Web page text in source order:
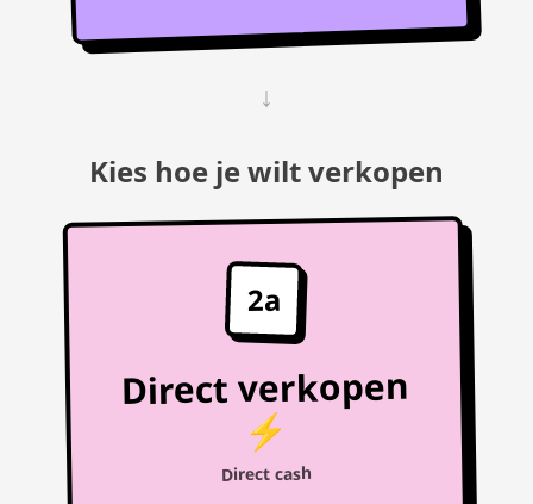
↓
Kies hoe je wilt verkopen
2a
Direct verkopen
⚡
Direct cash